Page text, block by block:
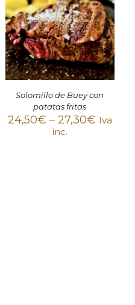
Solomillo de Buey con
patatas fritas
24,50€ – 27,30€ Iva
inc.